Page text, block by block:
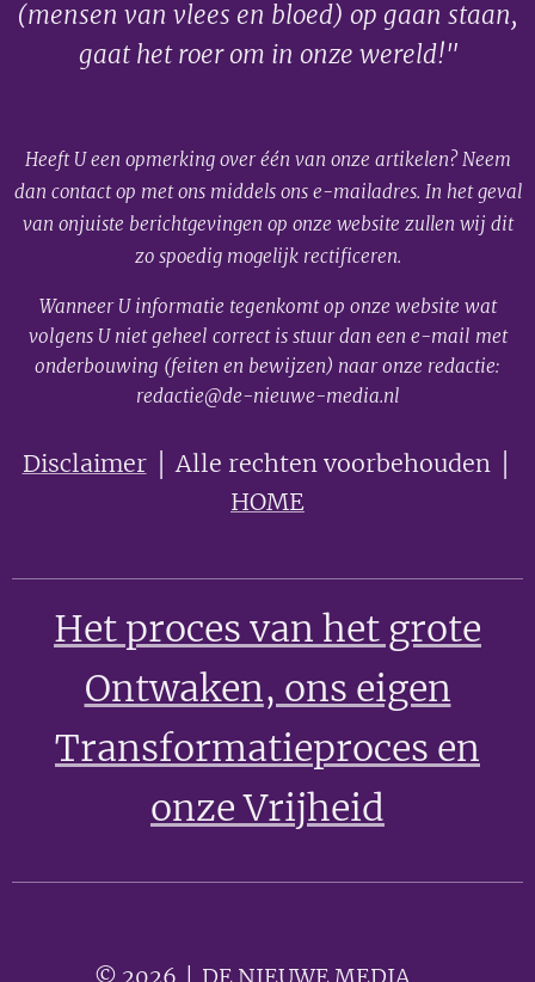
(mensen van vlees en bloed) op gaan staan,
gaat het roer om in onze wereld!"
Heeft U een opmerking over één van onze artikelen? Neem
dan contact op met ons middels ons e-mailadres. In het geval
van onjuiste berichtgevingen op onze website zullen wij dit
zo spoedig mogelijk rectificeren.
Wanneer U informatie tegenkomt op onze website wat
volgens U niet geheel correct is stuur dan een e-mail met
onderbouwing (feiten en bewijzen) naar onze redactie:
redactie@de-nieuwe-media.nl
Disclaimer│ Alle rechten voorbehouden │
HOME
Het proces van het grote
Ontwaken, ons eigen
Transformatieproces en
onze Vrijheid